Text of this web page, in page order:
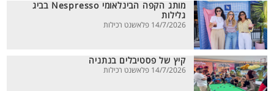
מותג הקפה הבינלאומי Nespresso בביג
גלילות
14/7/2026 פלאשנט רכילות
קיץ של פסטיבלים בנתניה
14/7/2026 פלאשנט רכילות